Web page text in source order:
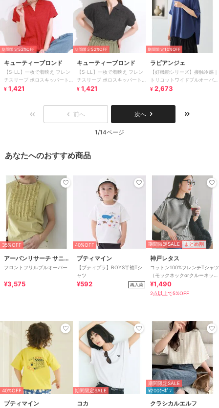
期間限定52%OFF
キューティーブロンド
【S-LL】一枚で着映え フレン
チスリーブ ポロスキッパート
ップス
¥ 1,421
期間限定52%OFF
キューティーブロンド
【S-LL】一枚で着映え フレン
チスリーブ ポロスキッパート
ップス
¥ 1,421
期間限定10%OFF
ラビアンジェ
【好機能シリーズ】接触冷感｜
トリコットワイドプルオーバー
｜盛夏も涼しく上品に/洗練シ
¥ 2,673
前へ 次へ
1/14ページ
あなたへのおすすめ商品
35%OFF
アーバンリサーチ サニーレーベル
フロントフリルプルオーバー
¥3,575
40%OFF
プティマイン
【プティプラ】BOYS半袖Tシ
ャツ
¥592 再入荷
期間限定SALE まとめ割
神戸レタス
コットン100%フレンチTシャツ
（モックネックorクルーネッ
ク） [C4819]
¥1,490
2点以上で5%OFF
40%OFF
プティマイン
期間限定SALE
コカ
期間限定SALE
¥200ｸｰﾎﾟﾝ
クラシカルエルフ